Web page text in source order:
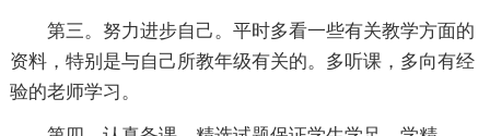
第三。努力进步自己。平时多看一些有关教学方面的
资料，特别是与自己所教年级有关的。多听课，多向有经
验的老师学习。